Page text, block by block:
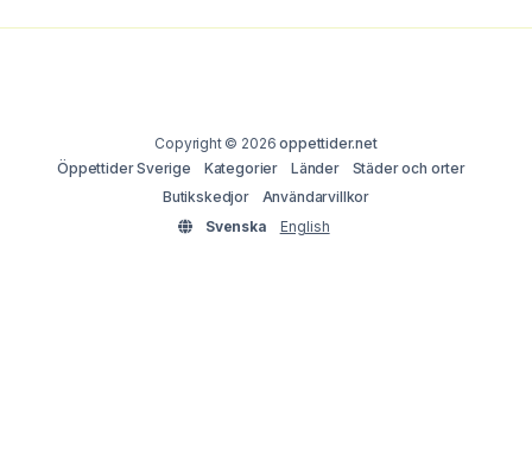
Copyright © 2026oppettider.net
Öppettider Sverige
Kategorier Länder
Städer och orter
Butikskedjor
Användarvillkor
Svenska
English